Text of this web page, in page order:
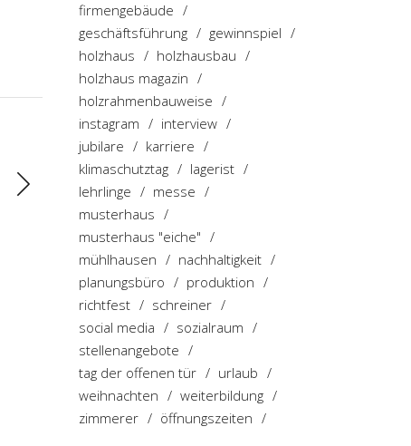
firmengebäude
geschäftsführung
gewinnspiel
holzhaus
holzhausbau
holzhaus magazin
holzrahmenbauweise
instagram
interview
jubilare
karriere
klimaschutztag
lagerist
lehrlinge
messe
musterhaus
musterhaus "eiche"
mühlhausen
nachhaltigkeit
planungsbüro
produktion
richtfest
schreiner
social media
sozialraum
stellenangebote
tag der offenen tür
urlaub
weihnachten
weiterbildung
zimmerer
öffnungszeiten